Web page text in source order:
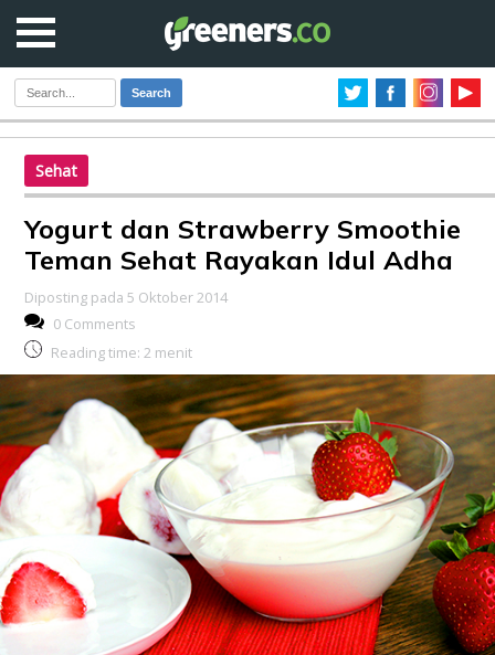
Search
Sehat
Yogurt dan Strawberry Smoothie
Teman Sehat Rayakan Idul Adha
Diposting pada 5 Oktober 2014
0 Comments
Reading time: 2 menit